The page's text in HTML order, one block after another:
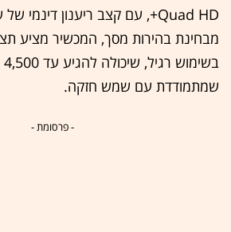
שמתמודדת עם שמש חזקה.
- פרסומת -